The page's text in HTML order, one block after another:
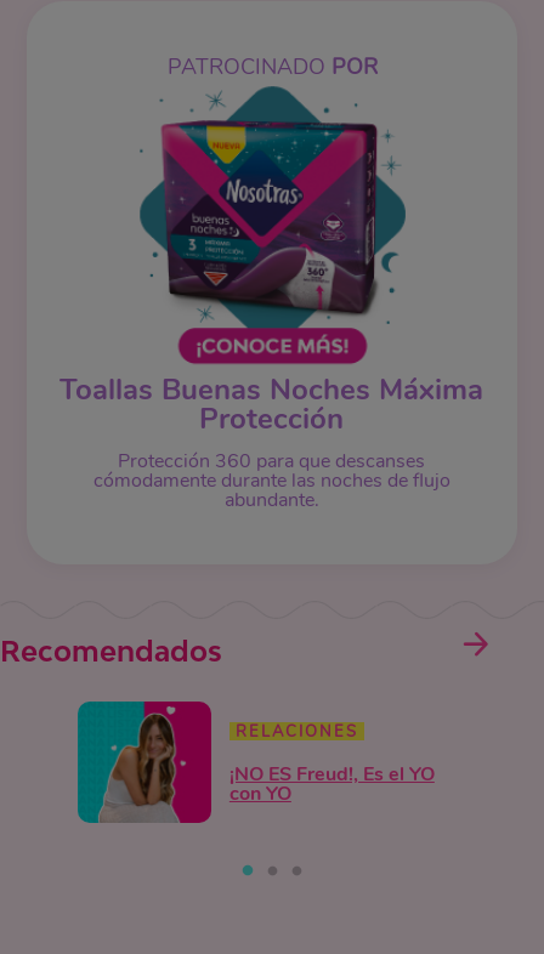
PATROCINADO POR
Toallas Buenas Noches Máxima
Protección
Protección 360 para que descanses
cómodamente durante las noches de flujo
abundante.
Recomendados
RELACIONES
¡NO ES Freud!, Es el YO
con YO